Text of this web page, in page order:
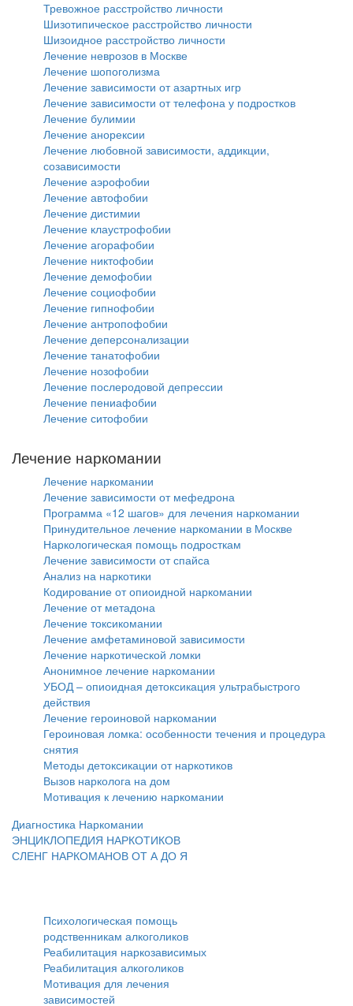
Тревожное расстройство личности
Шизотипическое расстройство личности
Шизоидное расстройство личности
Лечение неврозов в Москве
Лечение шопоголизма
Лечение зависимости от азартных игр
Лечение зависимости от телефона у подростков
Лечение булимии
Лечение анорексии
Лечение любовной зависимости, аддикции,
созависимости
Лечение аэрофобии
Лечение автофобии
Лечение дистимии
Лечение клаустрофобии
Лечение агорафобии
Лечение никтофобии
Лечение демофобии
Лечение социофобии
Лечение гипнофобии
Лечение антропофобии
Лечение деперсонализации
Лечение танатофобии
Лечение нозофобии
Лечение послеродовой депрессии
Лечение пениафобии
Лечение ситофобии
Лечение наркомании
Лечение наркомании
Лечение зависимости от мефедрона
Программа «12 шагов» для лечения наркомании
Принудительное лечение наркомании в Москве
Наркологическая помощь подросткам
Лечение зависимости от спайса
Анализ на наркотики
Кодирование от опиоидной наркомании
Лечение от метадона
Лечение токсикомании
Лечение амфетаминовой зависимости
Лечение наркотической ломки
Анонимное лечение наркомании
УБОД – опиоидная детоксикация ультрабыстрого
действия
Лечение героиновой наркомании
Героиновая ломка: особенности течения и процедура
снятия
Методы детоксикации от наркотиков
Вызов нарколога на дом
Мотивация к лечению наркомании
Диагностика Наркомании
ЭНЦИКЛОПЕДИЯ НАРКОТИКОВ
СЛЕНГ НАРКОМАНОВ ОТ А ДО Я
Психологическая помощь
родственникам алкоголиков
Реабилитация наркозависимых
Реабилитация алкоголиков
Мотивация для лечения
зависимостей